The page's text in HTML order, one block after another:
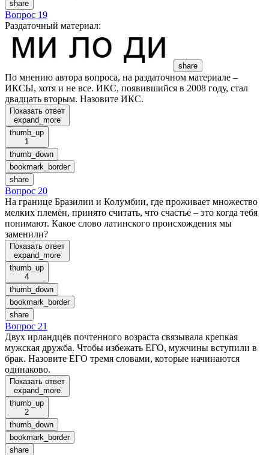
share
Вопрос 19
Раздаточный материал:
share
По мнению автора вопроса, на раздаточном материале –
ИКСЫ, хотя и не все. ИКС, появившийся в 2008 году, стал
двадцать вторым. Назовите ИКС.
Показать ответ
expand_more
thumb_up
1
thumb_down
bookmark_border
share
Вопрос 20
На границе Бразилии и Колумбии, где проживает множество
мелких племён, принято считать, что счастье – это когда тебя
понимают. Какое слово латинского происхождения мы
заменили?
Показать ответ
expand_more
thumb_up
4
thumb_down
bookmark_border
share
Вопрос 21
Двух ирландцев почтенного возраста связывала крепкая
мужская дружба. Чтобы избежать ЕГО, мужчины вступили в
брак. Назовите ЕГО тремя словами, которые начинаются
одинаково.
Показать ответ
expand_more
thumb_up
2
thumb_down
bookmark_border
share